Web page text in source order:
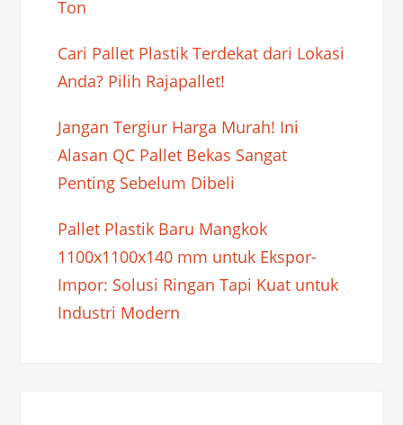
Ton
Cari Pallet Plastik Terdekat dari Lokasi
Anda? Pilih Rajapallet!
Jangan Tergiur Harga Murah! Ini
Alasan QC Pallet Bekas Sangat
Penting Sebelum Dibeli
Pallet Plastik Baru Mangkok
1100x1100x140 mm untuk Ekspor-
Impor: Solusi Ringan Tapi Kuat untuk
Industri Modern